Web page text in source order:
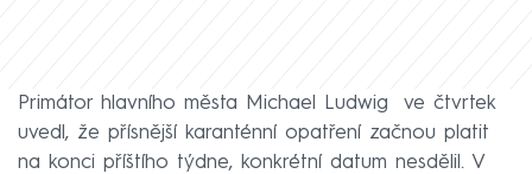
Primátor hlavního města Michael Ludwig ve čtvrtek
uvedl, že přísnější karanténní opatření začnou platit
na konci příštího týdne, konkrétní datum nesdělil. V